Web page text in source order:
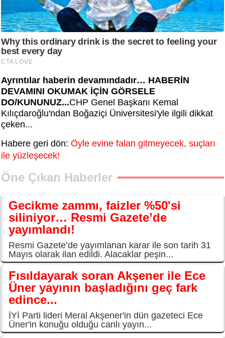
Ayrıntılar haberin devamındadır… HABERİN
DEVAMINI OKUMAK İÇİN GÖRSELE
DO/KUNUNUZ...CHP Genel Başkanı Kemal
Kılıçdaroğlu'ndan Boğaziçi Üniversitesi'yle ilgili dikkat
çeken...
Habere geri dön: Öyle evine falan gitmeyecek, suçları
ile yüzleşecek!
Öne Çıkan Haberler
Gecikme zammı, faizler %50'si
siliniyor… Resmi Gazete’de
yayımlandı!
Resmi Gazete’de yayımlanan karar ile son tarih 31
Mayıs olarak ilan edildi. Alacaklar peşin...
Fısıldayarak soran Akşener ile Ece
Üner yayının başladığını geç fark
edince...
İYİ Parti lideri Meral Akşener'in dün gazeteci Ece
Üner'in konuğu olduğu canlı yayın...